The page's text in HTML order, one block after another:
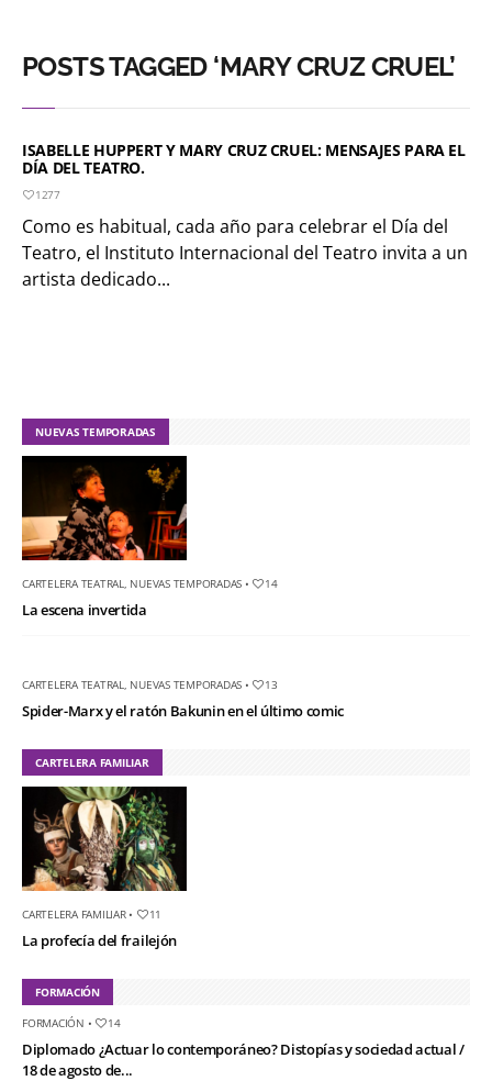
POSTS TAGGED ‘MARY CRUZ CRUEL’
ISABELLE HUPPERT Y MARY CRUZ CRUEL: MENSAJES PARA EL
DÍA DEL TEATRO.
1277
Como es habitual, cada año para celebrar el Día del
Teatro, el Instituto Internacional del Teatro invita a un
artista dedicado...
NUEVAS TEMPORADAS
CARTELERA TEATRAL NUEVAS TEMPORADAS • 14
La escena invertida
CARTELERA TEATRAL NUEVAS TEMPORADAS • 13
Spider-Marx y el ratón Bakunin en el último comic
CARTELERA FAMILIAR
CARTELERA FAMILIAR• 11
La profecía del frailejón
FORMACIÓN
FORMACIÓN • 14
Diplomado ¿Actuar lo contemporáneo? Distopías y sociedad actual /
18 de agosto de...